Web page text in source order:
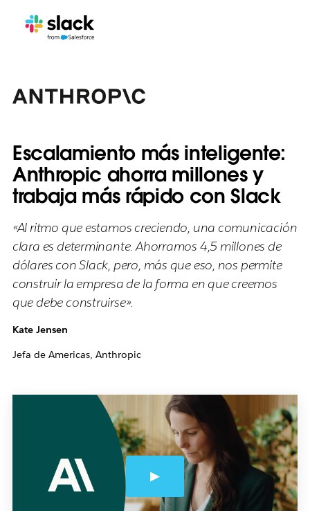
Escalamiento más inteligente:
Anthropic ahorra millones y
trabaja más rápido con Slack
«Al ritmo que estamos creciendo, una comunicación
clara es determinante. Ahorramos 4,5 millones de
dólares con Slack, pero, más que eso, nos permite
construir la empresa de la forma en que creemos
que debe construirse».
Kate Jensen
Jefa de Americas, Anthropic